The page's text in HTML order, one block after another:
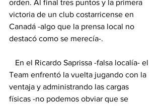
orden. Al final tres puntos y la primera
victoria de un club costarricense en
Canadá -algo que la prensa local no
destacó como se merecía-.
Team enfrentó la vuelta jugando con la
ventaja y administrando las cargas
físicas -no podemos obviar que se